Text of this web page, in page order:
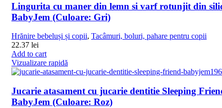
Lingurita cu maner din lemn si varf rotunjit din
BabyJem (Culoare: Gri)
Hrănire bebeluși și copii, Tacâmuri, boluri, pahare pentru copii
22.37 lei
Add to cart
Vizualizare rapidă
Jucarie atasament cu jucarie dentitie Sleeping
BabyJem (Culoare: Roz)